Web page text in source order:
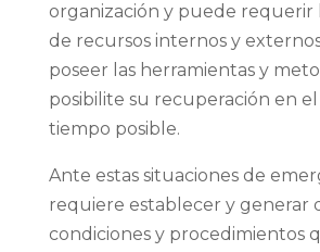
organización y puede requerir
de recursos internos y
poseer las herramientas y
posibilite su recuperación en
tiempo posible.
Ante estas situaciones de
requiere establecer y generar
condiciones y procedimientos